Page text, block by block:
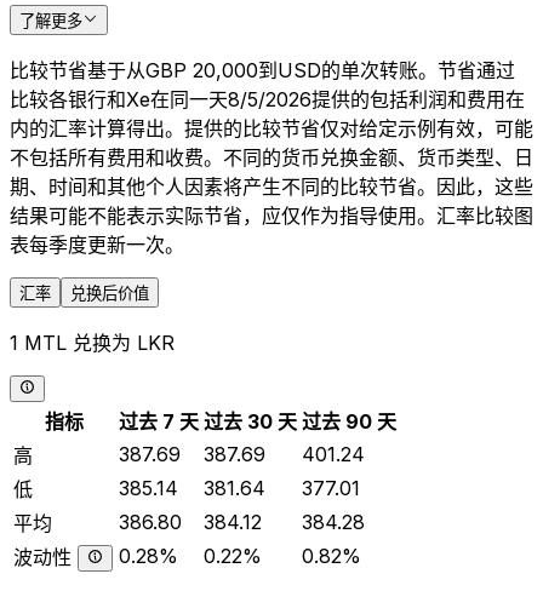
了解更多
比较节省基于从GBP 20,000到USD的单次转账。节省通过
比较各银行和Xe在同一天8/5/2026提供的包括利润和费用在
内的汇率计算得出。提供的比较节省仅对给定示例有效，可能
不包括所有费用和收费。不同的货币兑换金额、货币类型、日
期、时间和其他个人因素将产生不同的比较节省。因此，这些
结果可能不能表示实际节省，应仅作为指导使用。汇率比较图
表每季度更新一次。
汇率 兑换后价值
1 MTL 兑换为 LKR
指标 过去 7 天 过去 30 天 过去 90 天
高
387.69 387.69
401.24
低
385.14 381.64
377.01
平均
386.80 384.12
384.28
波动性
0.28% 0.22% 0.82%